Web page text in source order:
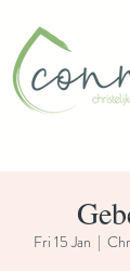
Fri 15 Jan
  |